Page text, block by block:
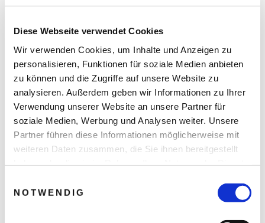
Diese Webseite verwendet Cookies
Wir verwenden Cookies, um Inhalte und Anzeigen zu
personalisieren, Funktionen für soziale Medien anbieten
zu können und die Zugriffe auf unsere Website zu
analysieren. Außerdem geben wir Informationen zu Ihrer
Verwendung unserer Website an unsere Partner für
soziale Medien, Werbung und Analysen weiter. Unsere
Partner führen diese Informationen möglicherweise mit
weiteren Daten zusammen, die Sie ihnen bereitgestellt
NOTWENDIG